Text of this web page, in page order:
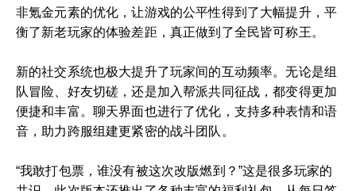
非氪金元素的优化，让游戏的公平性得到了大幅提升，平
衡了新老玩家的体验差距，真正做到了全民皆可称王。
新的社交系统也极大提升了玩家间的互动频率。无论是组
队冒险、好友切磋，还是加入帮派共同征战，都变得更加
便捷和丰富。聊天界面也进行了优化，支持多种表情和语
音，助力跨服组建更紧密的战斗团队。
“我敢打包票，谁没有被这次改版燃到？”这是很多玩家的